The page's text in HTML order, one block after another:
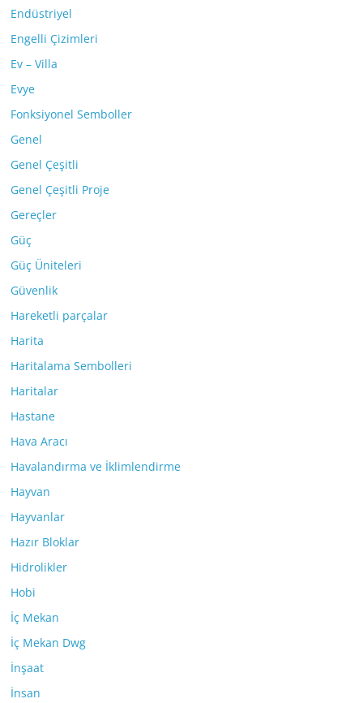
Endüstriyel
Engelli Çizimleri
Ev – Villa
Evye
Fonksiyonel Semboller
Genel
Genel Çeşitli
Genel Çeşitli Proje
Gereçler
Güç
Güç Üniteleri
Güvenlik
Hareketli parçalar
Harita
Haritalama Sembolleri
Haritalar
Hastane
Hava Aracı
Havalandırma ve İklimlendirme
Hayvan
Hayvanlar
Hazır Bloklar
Hidrolikler
Hobi
İç Mekan
İç Mekan Dwg
İnşaat
İnsan